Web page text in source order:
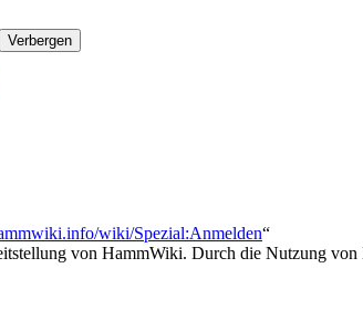
Verbergen
wiki/Spezial:Anmelden“
von HammWiki. Durch die Nutzung